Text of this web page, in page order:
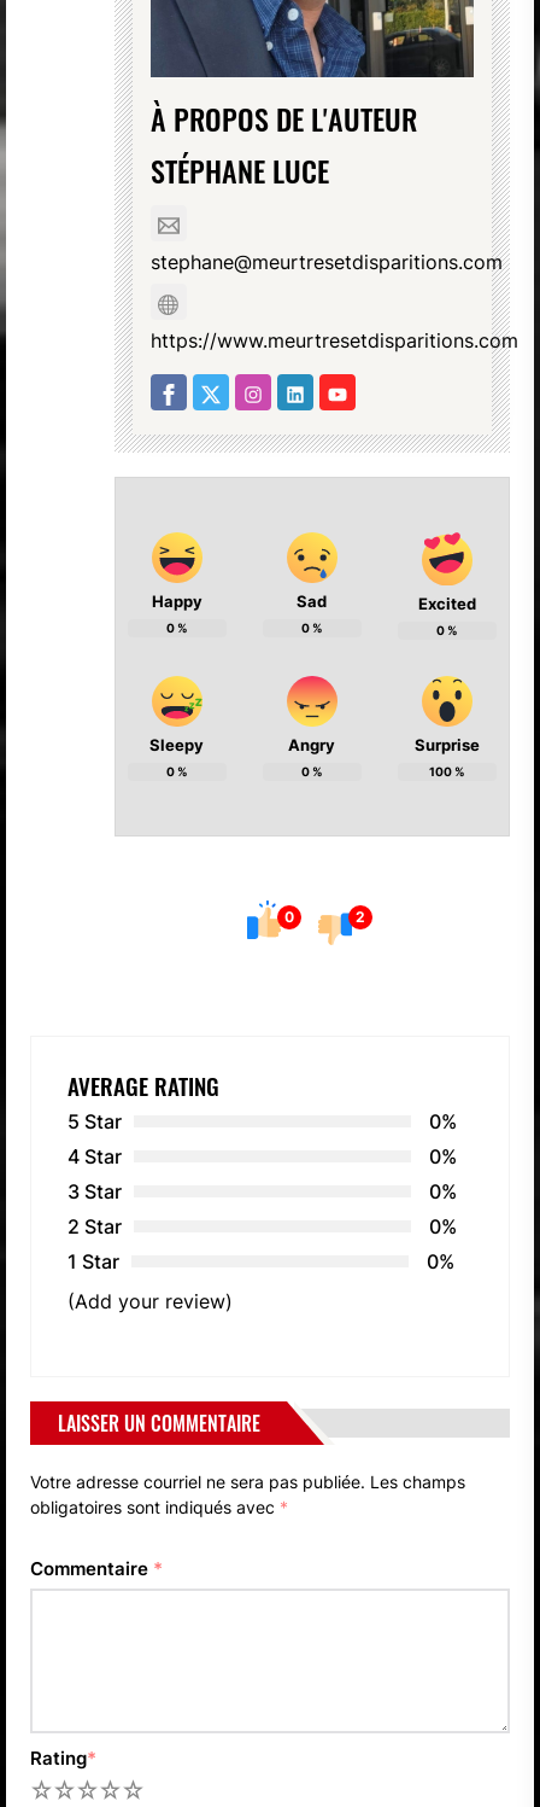
À PROPOS DE L'AUTEUR
STÉPHANE LUCE
stephane@meurtresetdisparitions.com
https://www.meurtresetdisparitions.com
Happy
0%
Sad
0%
Excited
0%
Sleepy
0%
Angry
0%
Surprise
100%
0 2
AVERAGE RATING
5 Star
0%
4 Star
0%
3 Star
0%
2 Star
0%
1 Star
0%
(Add your review)
LAISSER UN COMMENTAIRE
Votre adresse courriel ne sera pas publiée. Les champs
obligatoires sont indiqués avec *
Commentaire *
Rating*
5
4
3
2